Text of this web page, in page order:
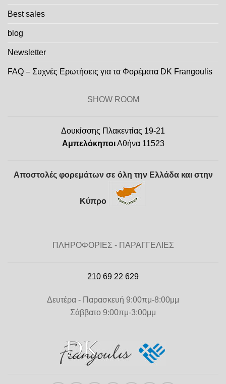
Best sales
blog
Newsletter
FAQ – Συχνές Ερωτήσεις για τα Φορέματα DK Frangoulis
SHOW ROOM
Δουκίσσης Πλακεντίας 19-21
ΑμπελόκηποιΑθήνα 11523
Αποστολές φορεμάτων σε όλη την Ελλάδα και στην
Κύπρο
ΠΛΗΡΟΦΟΡΙΕΣ - ΠΑΡΑΓΓΕΛΙΕΣ
210 69 22 629
Δευτέρα - Παρασκευή 9:00πμ-8:00μμ
Σάββατο 9:00πμ-3:00μμ